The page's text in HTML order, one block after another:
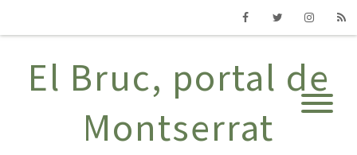
El Bruc, portal de
Montserrat